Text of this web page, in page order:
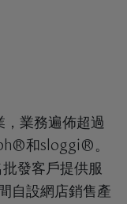
，業務遍佈超過
和sloggi®。
發客戶提供服
自設網店銷售產